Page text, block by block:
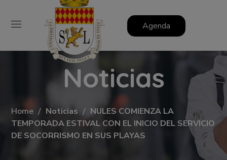
Agenda
Noticias
Home Noticias
NULES COMIENZA LA
TEMPORADA ESTIVAL CON EL INICIO DEL SERVICIO
DE SOCORRISMO EN SUS PLAYAS